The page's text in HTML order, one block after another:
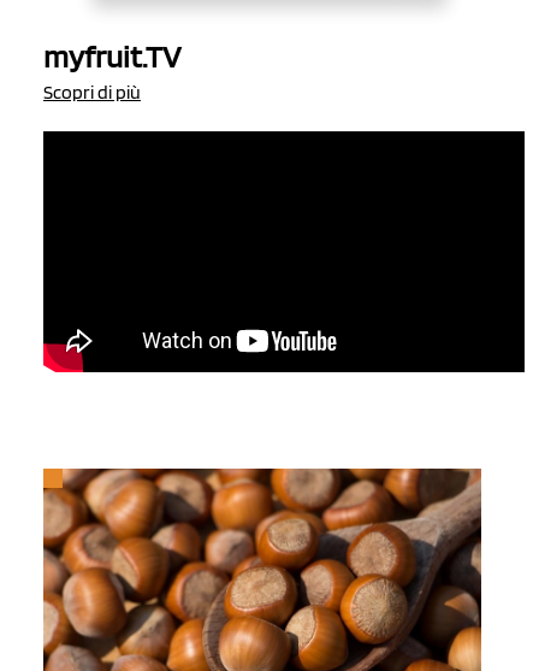
myfruit.TV
Scopri di più